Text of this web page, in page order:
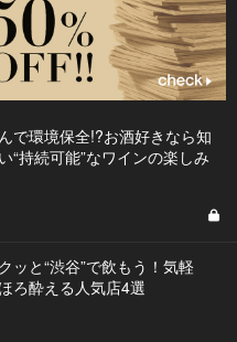
で環境保全!?お酒好きなら知
“持続可能”なワインの楽しみ
ッと“渋谷”で飲もう！気軽
ろ酔える人気店4選